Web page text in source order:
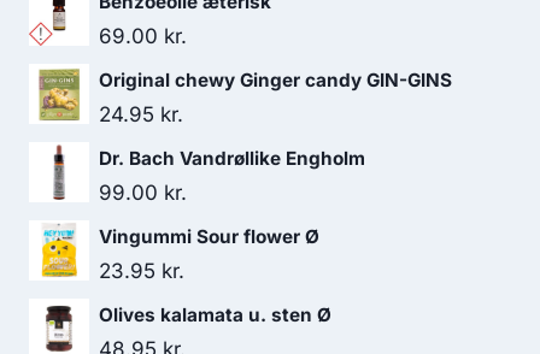
199.00 kr..
69.00 kr.
Original chewy Ginger candy GIN-GINS
24.95 kr.
Dr. Bach Vandrøllike Engholm
99.00 kr.
Vingummi Sour flower Ø
23.95 kr.
Olives kalamata u. sten Ø
48.95 kr.